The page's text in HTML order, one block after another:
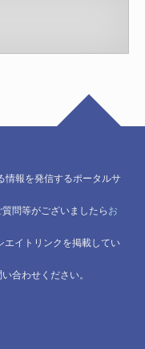
情報を発信するポータルサ
問等がございましたら お
エイトリンクを掲載してい
合わせください。